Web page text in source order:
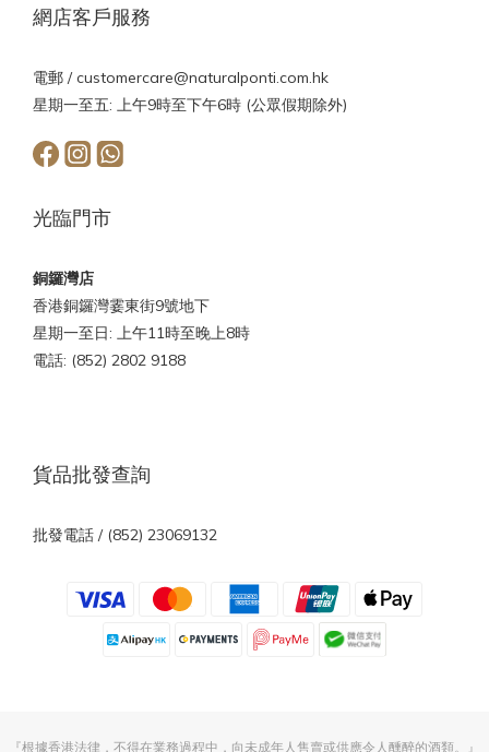
網店客戶服務
電郵 /customercare@naturalponti.com.hk
星期一至五: 上午9時至下午6時 (公眾假期除外)
光臨門市
銅鑼灣店
香港銅鑼灣霎東街9號地下
星期一至日: 上午11時至晚上8時
電話: (852) 2802 9188
貨品批發查詢
批發電話 / (852) 23069132
『根據香港法律，不得在業務過程中，向未成年人售賣或供應令人醺醉的酒類。』